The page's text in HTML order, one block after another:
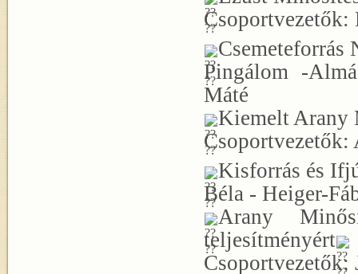
Csemeteforrás
Pingálom -
Máté
Kiemelt Arany
Kisforrás és
Béla - Heiger-
Arany
teljesítményért
Csoportvezetők: